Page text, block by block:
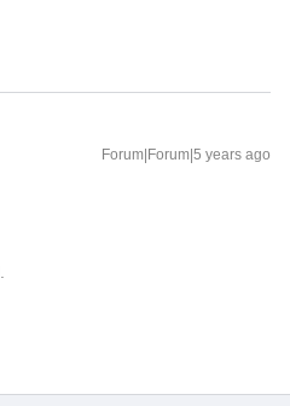
Forum|Forum|5 years ago